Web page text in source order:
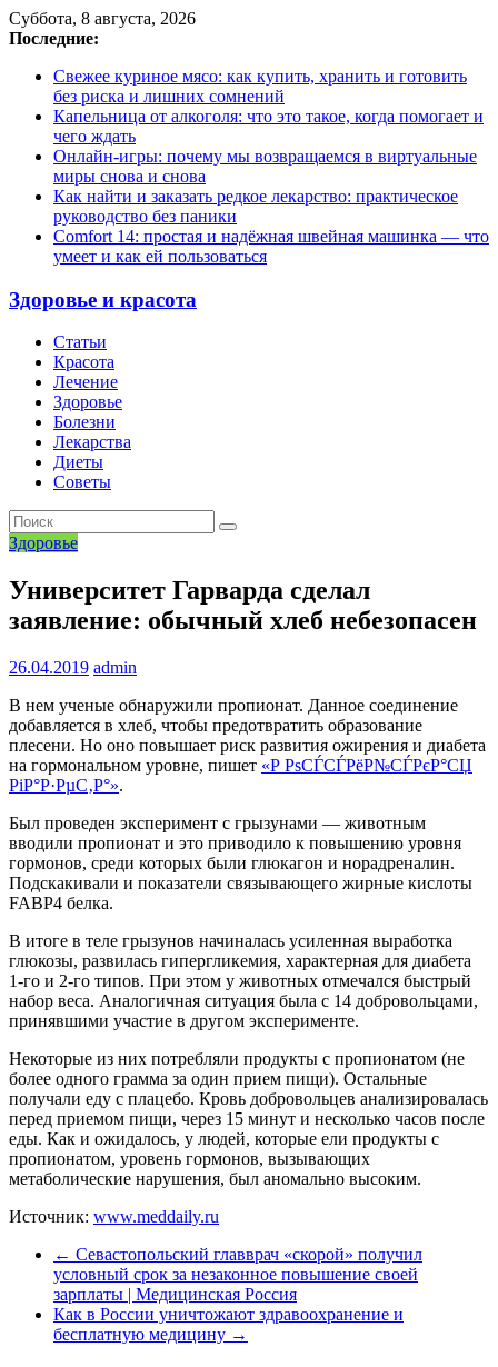
Суббота, 8 августа, 2026
Последние:
Свежее куриное мясо: как купить, хранить и готовить
без риска и лишних сомнений
Капельница от алкоголя: что это такое, когда помогает и
чего ждать
Онлайн-игры: почему мы возвращаемся в виртуальные
миры снова и снова
Как найти и заказать редкое лекарство: практическое
руководство без паники
Comfort 14: простая и надёжная швейная машинка — что
умеет и как ей пользоваться
Здоровье и красота
Статьи
Красота
Лечение
Здоровье
Болезни
Лекарства
Диеты
Советы
Здоровье
Университет Гарварда сделал
заявление: обычный хлеб небезопасен
26.04.2019 admin
В нем ученые обнаружили пропионат. Данное соединение
добавляется в хлеб, чтобы предотвратить образование
плесени. Но оно повышает риск развития ожирения и диабета
на гормональном уровне, пишет «Р РѕСЃСЃРёР№СЃРєР°СЏ
РіР°Р·РµС‚Р°».
Был проведен эксперимент с грызунами — животным
вводили пропионат и это приводило к повышению уровня
гормонов, среди которых были глюкагон и норадреналин.
Подскакивали и показатели связывающего жирные кислоты
FABP4 белка.
В итоге в теле грызунов начиналась усиленная выработка
глюкозы, развилась гипергликемия, характерная для диабета
1-го и 2-го типов. При этом у животных отмечался быстрый
набор веса. Аналогичная ситуация была с 14 добровольцами,
принявшими участие в другом эксперименте.
Некоторые из них потребляли продукты с пропионатом (не
более одного грамма за один прием пищи). Остальные
получали еду с плацебо. Кровь добровольцев анализировалась
перед приемом пищи, через 15 минут и несколько часов после
еды. Как и ожидалось, у людей, которые ели продукты с
пропионатом, уровень гормонов, вызывающих
метаболические нарушения, был аномально высоким.
Источник: www.meddaily.ru
← Севастопольский главврач «скорой» получил
условный срок за незаконное повышение своей
зарплаты | Медицинская Россия
Как в России уничтожают здравоохранение и
бесплатную медицину →